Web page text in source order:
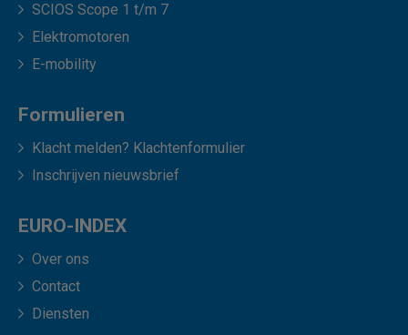
SCIOS Scope 1 t/m 7
Elektromotoren
E-mobility
Formulieren
Klacht melden? Klachtenformulier
Inschrijven nieuwsbrief
EURO-INDEX
Over ons
Contact
Diensten